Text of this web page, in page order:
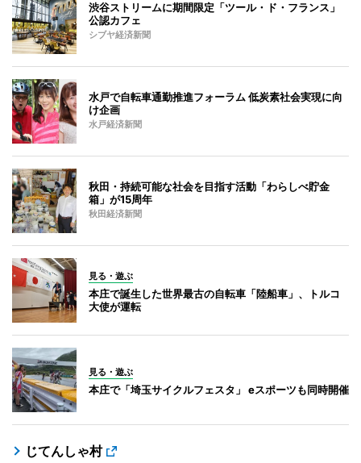
渋谷ストリームに期間限定「ツール・ド・フランス」
公認カフェ
シブヤ経済新聞
水戸で自転車通勤推進フォーラム 低炭素社会実現に向
け企画
水戸経済新聞
秋田・持続可能な社会を目指す活動「わらしべ貯金
箱」が15周年
秋田経済新聞
見る・遊ぶ
本庄で誕生した世界最古の自転車「陸船車」、トルコ
大使が運転
見る・遊ぶ
本庄で「埼玉サイクルフェスタ」 eスポーツも同時開催
じてんしゃ村